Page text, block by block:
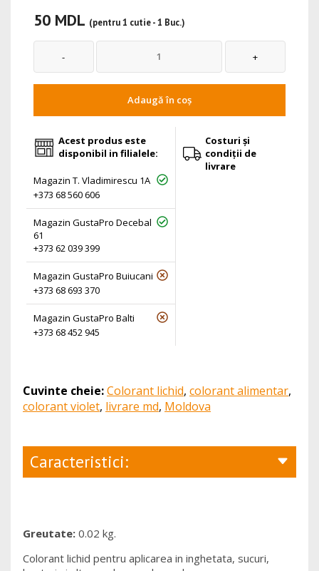
50 MDL (pentru 1 cutie - 1 Buc.)
Adaugă în coș
Acest produs este
disponibil in filialele:
Magazin T. Vladimirescu 1A
+373 68 560 606
Magazin GustaPro Decebal
61
+373 62 039 399
Magazin GustaPro Buiucani
+373 68 693 370
Magazin GustaPro Balti
+373 68 452 945
Costuri și
condiții de
livrare
Cuvinte cheie:Colorant lichid, colorant alimentar,
colorant violet, livrare md, Moldova
Caracteristici:
Greutate: 0.02 kg.
Colorant lichid pentru aplicarea in inghetata, sucuri,